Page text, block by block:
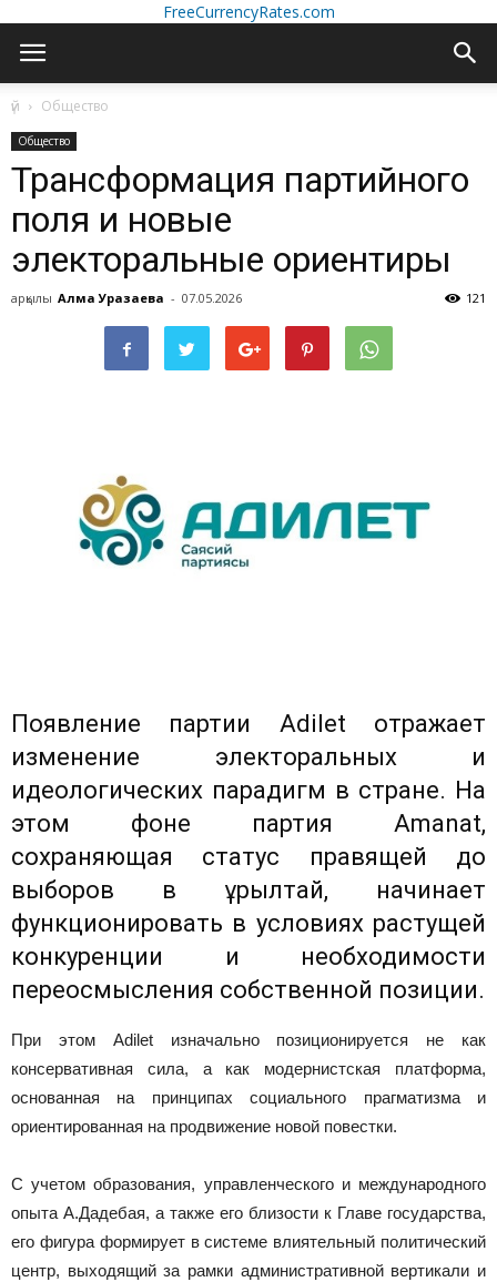
FreeCurrencyRates.com
үй Общество
Общество
Трансформация партийного
поля и новые
электоральные ориентиры
арқылы Алма Уразаева - 07.05.2026 121
Появление партии Adilet отражает
изменение электоральных и
идеологических парадигм в стране. На
этом фоне партия Amanat,
сохраняющая статус правящей до
выборов в Құрылтай, начинает
функционировать в условиях растущей
конкуренции и необходимости
переосмысления собственной позиции.
При этом Adilet изначально позиционируется не как
консервативная сила, а как модернистская платформа,
основанная на принципах социального прагматизма и
ориентированная на продвижение новой повестки.
С учетом образования, управленческого и международного
опыта А.Дадебая, а также его близости к Главе государства,
его фигура формирует в системе влиятельный политический
центр, выходящий за рамки административной вертикали и